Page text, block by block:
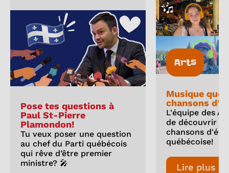
Pose tes questions à
Paul St-Pierre
Plamondon!
Tu veux poser une question
au chef du Parti québécois
qui rêve d’être premier
ministre? 🎤
Arts
Musique
chansons
L'équipe des
de découvrir
chansons d'été
québécoise!
Lire plus